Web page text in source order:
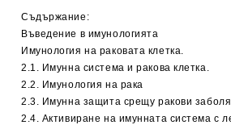
Съдържание:
Въведение в имунологията
Имунология на раковата клетка.
2.1. Имунна система и ракова клетка.
2.2. Имунология на рака
2.3. Имунна защита срещу ракови
2.4. Активиране на имунната система с